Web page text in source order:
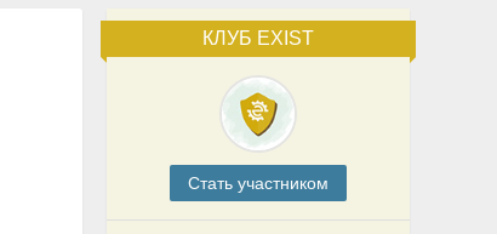
КЛУБ EXIST
Cтать участником